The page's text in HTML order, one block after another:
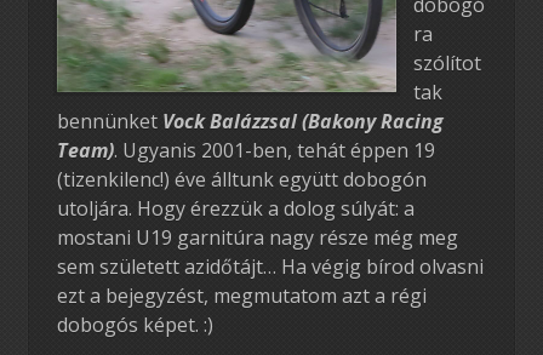
ra
szólítot
tak
bennünket Vock Balázzsal (Bakony Racing
Team). Ugyanis 2001-ben, tehát éppen 19
(tizenkilenc!) éve álltunk együtt dobogón
utoljára. Hogy érezzük a dolog súlyát: a
mostani U19 garnitúra nagy része még meg
sem született azidőtájt… Ha végig bírod olvasni
ezt a bejegyzést, megmutatom azt a régi
dobogós képet. :)